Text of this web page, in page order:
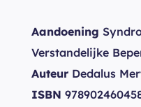
Aandoening
Verstandelijke
Auteur Dedalus
ISBN